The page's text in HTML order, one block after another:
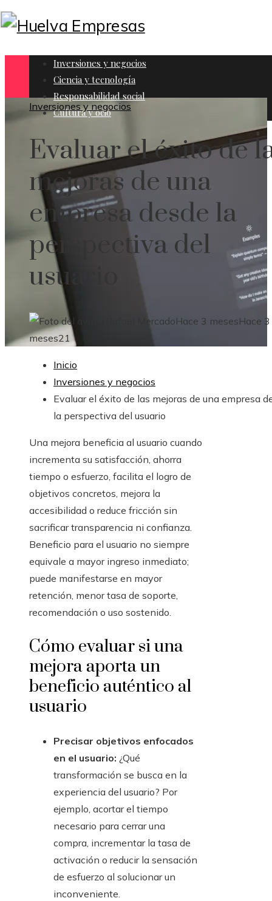
Inversiones y negocios
Ciencia y tecnología
Responsabilidad social
Cultura y ocio
Inversiones y negocios
Evaluar el éxito de
mejoras de una
empresa desde la
perspectiva del
usuario
Rafael MercadoHace 3 mesesHace 3
meses21
Inicio
Inversiones y negocios
Evaluar el éxito de las mejoras de una empresa
la perspectiva del usuario
Una mejora beneficia al usuario cuando
incrementa su satisfacción, ahorra
tiempo o esfuerzo, facilita el logro de
objetivos concretos, mejora la
accesibilidad o reduce fricción sin
sacrificar transparencia ni confianza.
Beneficio para el usuario no siempre
equivale a mayor ingreso inmediato;
puede manifestarse en mayor
retención, menor tasa de soporte,
recomendación o uso sostenido.
Cómo evaluar si una
mejora aporta un
beneficio auténtico al
usuario
Precisar objetivos enfocados
en el usuario: ¿Qué
transformación se busca en la
experiencia del usuario? Por
ejemplo, acortar el tiempo
necesario para cerrar una
compra, incrementar la tasa de
activación o reducir la sensación
de esfuerzo al solucionar un
inconveniente.